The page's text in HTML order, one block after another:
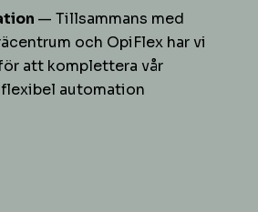
— Tillsammans med
och OpiFlex har vi
att komplettera vår
automation